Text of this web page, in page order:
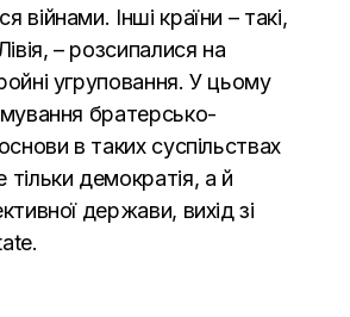
війнами. Інші країни – такі,
– розсипалися на
угруповання. У цьому
братерсько-
в таких суспільствах
демократія, а й
держави, вихід зі